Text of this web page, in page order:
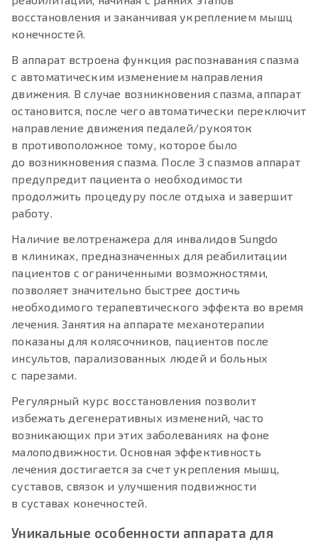
восстановления и заканчивая укреплением мышц
конечностей.
В аппарат встроена функция распознавания спазма
с автоматическим изменением направления
движения. В случае возникновения спазма, аппарат
остановится, после чего автоматически переключит
направление движения педалей/рукояток
в противоположное тому, которое было
до возникновения спазма. После 3 спазмов аппарат
предупредит пациента о необходимости
продолжить процедуру после отдыха и завершит
работу.
Наличие велотренажера для инвалидов Sungdo
в клиниках, предназначенных для реабилитации
пациентов с ограниченными возможностями,
позволяет значительно быстрее достичь
необходимого терапевтического эффекта во время
лечения. Занятия на аппарате механотерапии
показаны для колясочников, пациентов после
инсультов, парализованных людей и больных
с парезами.
Регулярный курс восстановления позволит
избежать дегенеративных изменений, часто
возникающих при этих заболеваниях на фоне
малоподвижности. Основная эффективность
лечения достигается за счет укрепления мышц,
суставов, связок и улучшения подвижности
в суставах конечностей.
Уникальные особенности аппарата для